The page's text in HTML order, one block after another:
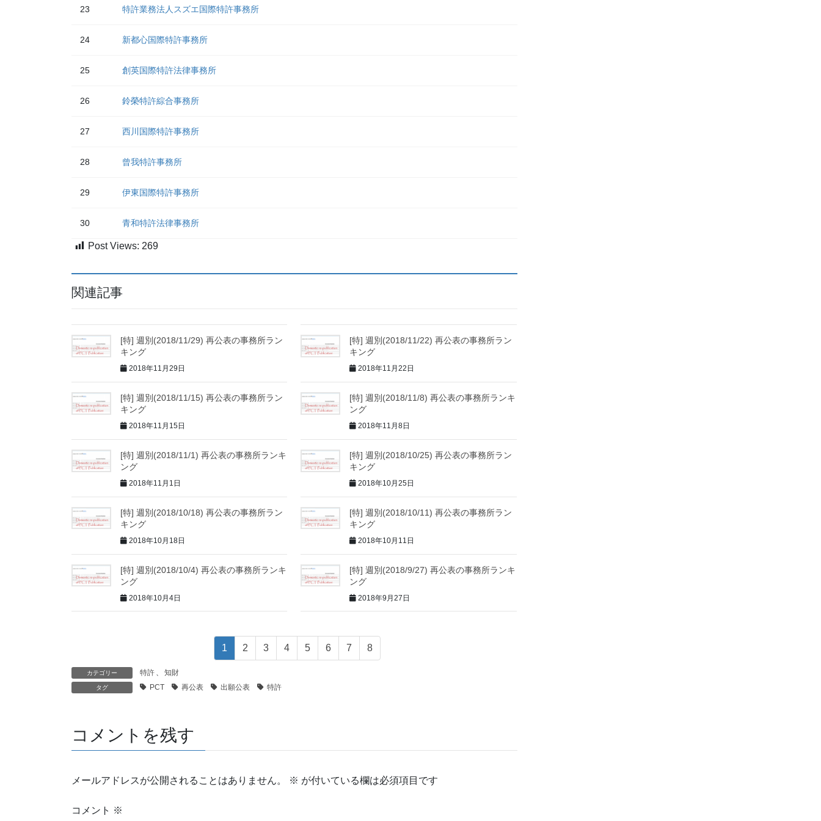
23 特許業務法人スズエ国際特許事務所
24 新都心国際特許事務所
25 創英国際特許法律事務所
26 鈴榮特許綜合事務所
27 西川国際特許事務所
28 曾我特許事務所
29 伊東国際特許事務所
30 青和特許法律事務所
Post Views: 269
関連記事
[特] 週別(2018/11/29) 再公表の事務所ラン
キング
2018年11月29日
[特] 週別(2018/11/22) 再公表の事務所ラン
キング
2018年11月22日
[特] 週別(2018/11/15) 再公表の事務所ラン
キング
2018年11月15日
[特] 週別(2018/11/8) 再公表の事務所ランキ
ング
2018年11月8日
[特] 週別(2018/11/1) 再公表の事務所ランキ
ング
2018年11月1日
[特] 週別(2018/10/25) 再公表の事務所ラン
キング
2018年10月25日
[特] 週別(2018/10/18) 再公表の事務所ラン
キング
2018年10月18日
[特] 週別(2018/10/11) 再公表の事務所ラン
キング
2018年10月11日
[特] 週別(2018/10/4) 再公表の事務所ランキ
ング
2018年10月4日
[特] 週別(2018/9/27) 再公表の事務所ランキ
ング
2018年9月27日
1 2 3 4 5 6 7 8
カテゴリー 特許 、 知財
タグ PCT 再公表 出願公表 特許
コメントを残す
メールアドレスが公開されることはありません。 ※ が付いている欄は必須項目です
コメント ※